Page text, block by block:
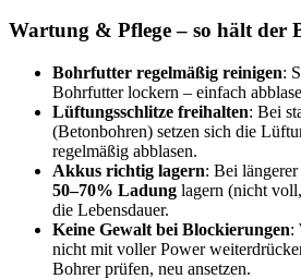
Wartung & Pflege – so hält der
Bohrfutter regelmäßig reinigen:
Bohrfutter lockern – einfach
Lüftungsschlitze freihalten: Bei
(Betonbohren) setzen sich die
regelmäßig abblasen.
Akkus richtig lagern: Bei
50–70% Ladung lagern (nicht
die Lebensdauer.
Keine Gewalt bei Blockierungen:
nicht mit voller Power
Bohrer prüfen, neu ansetzen.